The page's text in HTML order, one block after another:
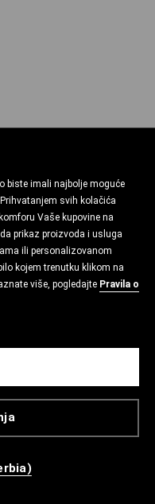
biste imali najbolje moguće
svih kolačića
Vaše kupovine na
prikaz proizvoda i usluga
ili personalizovanom
kojem trenutku klikom na
više, pogledajte Pravila o